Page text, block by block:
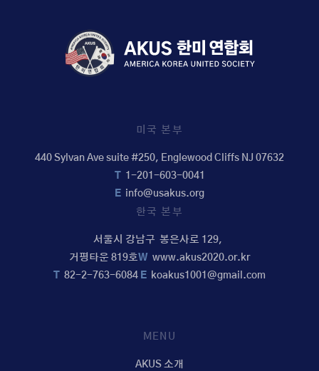
미국 본부
440 Sylvan Ave suite #250, Englewood Cliffs NJ 07632
T1-201-603-0041
E info@usakus.org
한국 본부
서울시 강남구 봉은사로 129,
거평타운 819호W www.akus2020.or.kr
82-2-763-6084 E koakus1001@gmail.com
MENU
AKUS 소개